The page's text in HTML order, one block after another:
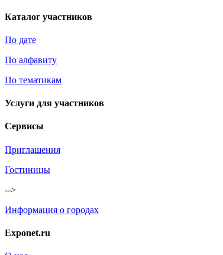
Каталог участников
По дате
По алфавиту
По тематикам
Услуги для участников
Сервисы
Приглашения
Гостиницы
-->
Информация о городах
Exponet.ru